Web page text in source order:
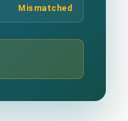
Mismatched